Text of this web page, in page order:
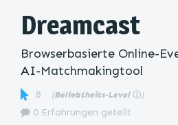
Dreamcast
Browserbasierte Online-
AI-Matchmakingtool
8 (Beliebtheits-Level ⓘ )
0 Erfahrungen geteilt